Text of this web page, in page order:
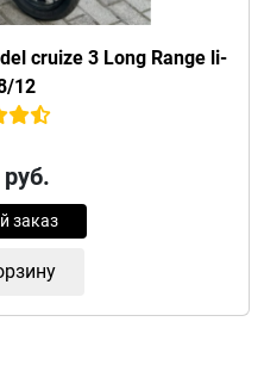
cruize 3 Long Range li-
12
заказ